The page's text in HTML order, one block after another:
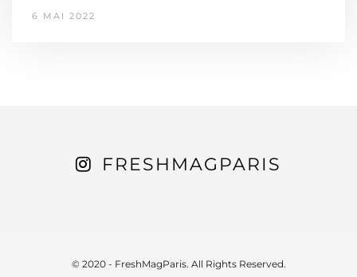
6 MAI 2022
FRESHMAGPARIS
© 2020 - FreshMagParis. All Rights Reserved.